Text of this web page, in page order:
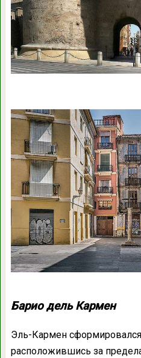
Барио дель Кармен
Эль-Кармен
расположившись за